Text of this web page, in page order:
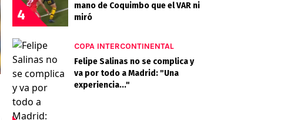
4
mano de Coquimbo que el VAR ni
miró
COPA INTERCONTINENTAL
Felipe Salinas no se complica y
va por todo a Madrid: "Una
experiencia..."